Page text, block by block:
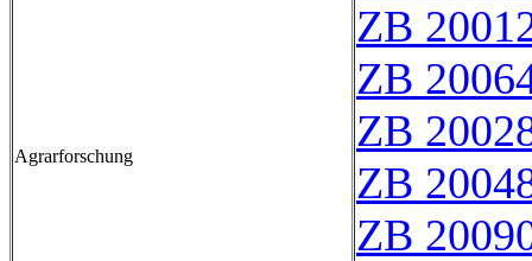
Agrarforschung
ZB
ZB
ZB
ZB
ZB